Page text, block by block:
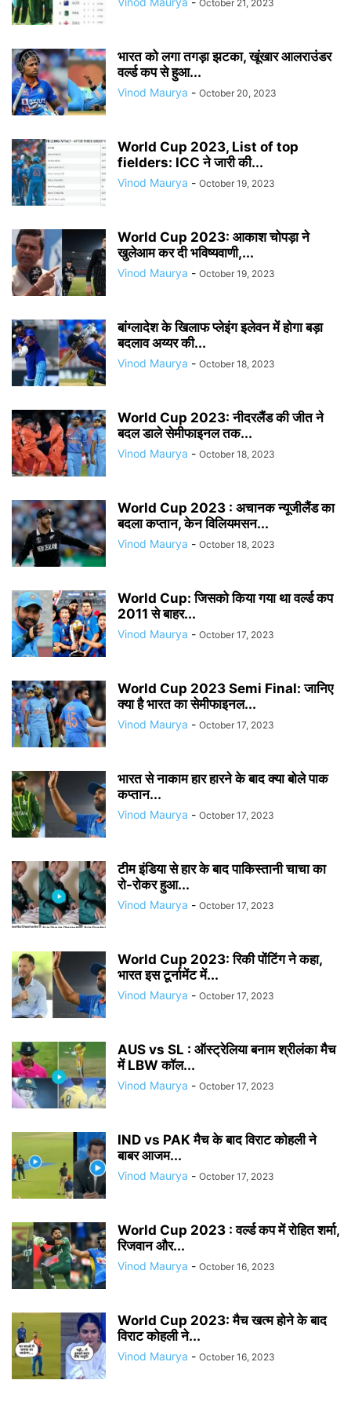
October 21, 2023
भारत को लगा तगड़ा झटका, खूंखार आलराउंडर
वर्ल्ड कप से हुआ...
Vinod Maurya - October 20, 2023
World Cup 2023, List of top
fielders: ICC ने जारी की...
Vinod Maurya - October 19, 2023
World Cup 2023: आकाश चोपड़ा ने
खुलेआम कर दी भविष्यवाणी,...
Vinod Maurya - October 19, 2023
बांग्लादेश के खिलाफ प्लेइंग इलेवन में होगा बड़ा
बदलाव अय्यर की...
Vinod Maurya - October 18, 2023
World Cup 2023: नीदरलैंड की जीत ने
बदल डाले सेमीफाइनल तक...
Vinod Maurya - October 18, 2023
World Cup 2023 : अचानक न्यूजीलैंड का
बदला कप्तान, केन विलियमसन...
Vinod Maurya - October 18, 2023
World Cup: जिसको किया गया था वर्ल्ड कप
2011 से बाहर...
Vinod Maurya - October 17, 2023
World Cup 2023 Semi Final: जानिए
क्या है भारत का सेमीफाइनल...
Vinod Maurya - October 17, 2023
भारत से नाकाम हार हारने के बाद क्या बोले पाक
कप्तान...
Vinod Maurya - October 17, 2023
टीम इंडिया से हार के बाद पाकिस्तानी चाचा का
रो-रोकर हुआ...
Vinod Maurya - October 17, 2023
World Cup 2023: रिकी पोंटिंग ने कहा,
भारत इस टूर्नामेंट में...
Vinod Maurya - October 17, 2023
AUS vs SL : ऑस्ट्रेलिया बनाम श्रीलंका मैच
में LBW कॉल...
Vinod Maurya - October 17, 2023
IND vs PAK मैच के बाद विराट कोहली ने
बाबर आजम...
Vinod Maurya - October 17, 2023
World Cup 2023 : वर्ल्ड कप में रोहित शर्मा,
रिजवान और...
Vinod Maurya - October 16, 2023
World Cup 2023: मैच खत्म होने के बाद
विराट कोहली ने...
Vinod Maurya - October 16, 2023